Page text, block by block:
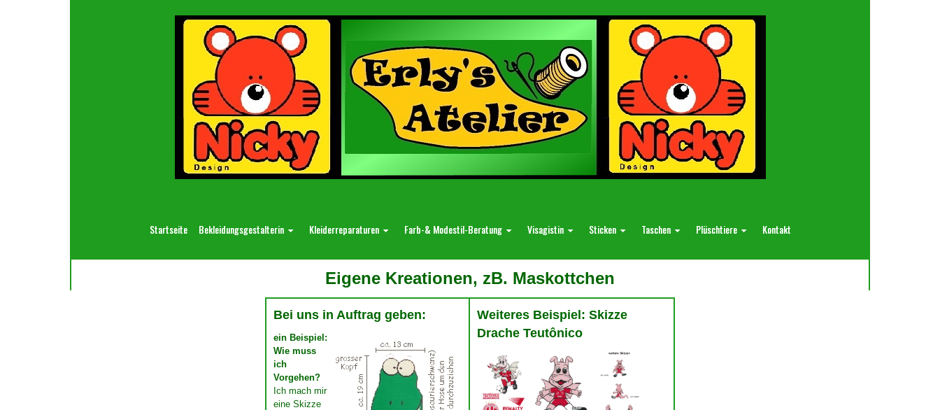
Startseite Bekleidungsgestalterin Kleiderreparaturen Farb-& Modestil-Beratung Visagistin Sticken Taschen Plüschtiere Kontakt
Eigene Kreationen, zB. Maskottchen
Bei uns in Auftrag geben:
ein Beispiel:
Wie muss
ich
Vorgehen?
Ich mach mir
eine Skizze
Weiteres Beispiel: Skizze
Drache Teutônico